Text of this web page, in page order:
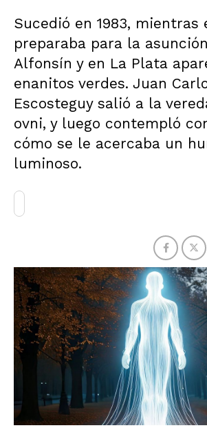
Sucedió en 1983, mientras
preparaba para la
Alfonsín y en La Plata
enanitos verdes. Juan
Escosteguy salió a la
ovni, y luego contempló
cómo se le acercaba un
luminoso.